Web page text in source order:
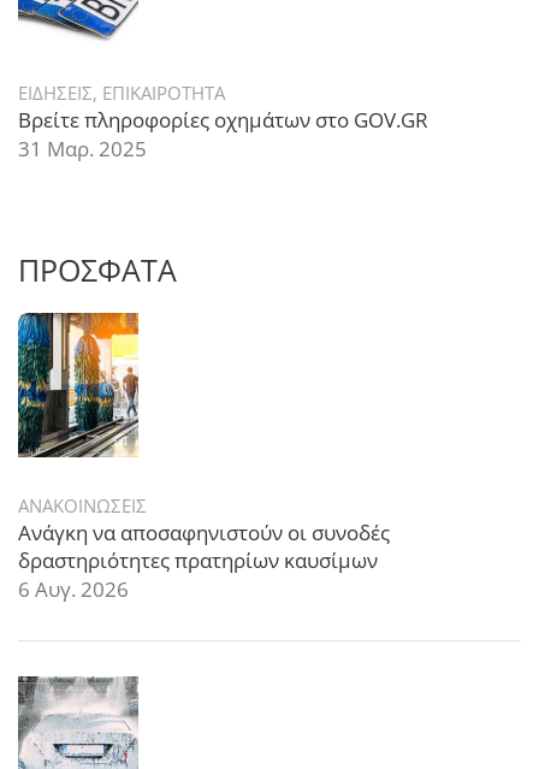
ΕΙΔΗΣΕΙΣ, ΕΠΙΚΑΙΡΟΤΗΤΑ
Βρείτε πληροφορίες οχημάτων στο GOV.GR
31 Μαρ. 2025
ΠΡΟΣΦΑΤΑ
ΑΝΑΚΟΙΝΩΣΕΙΣ
Ανάγκη να αποσαφηνιστούν οι συνοδές
δραστηριότητες πρατηρίων καυσίμων
6 Αυγ. 2026